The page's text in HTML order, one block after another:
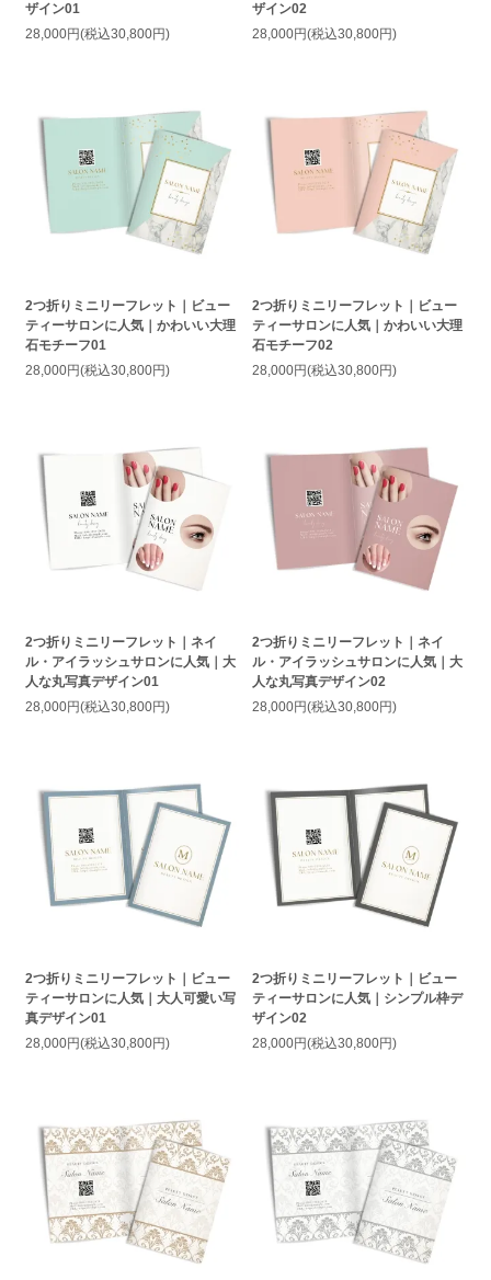
ザイン01
28,000円(税込30,800円)
ザイン02
28,000円(税込30,800円)
2つ折りミニリーフレット｜ビュー
ティーサロンに人気｜かわいい大理
石モチーフ01
28,000円(税込30,800円)
2つ折りミニリーフレット｜ビュー
ティーサロンに人気｜かわいい大理
石モチーフ02
28,000円(税込30,800円)
2つ折りミニリーフレット｜ネイ
ル・アイラッシュサロンに人気｜大
人な丸写真デザイン01
28,000円(税込30,800円)
2つ折りミニリーフレット｜ネイ
ル・アイラッシュサロンに人気｜大
人な丸写真デザイン02
28,000円(税込30,800円)
2つ折りミニリーフレット｜ビュー
ティーサロンに人気｜大人可愛い写
真デザイン01
28,000円(税込30,800円)
2つ折りミニリーフレット｜ビュー
ティーサロンに人気｜シンプル枠デ
ザイン02
28,000円(税込30,800円)